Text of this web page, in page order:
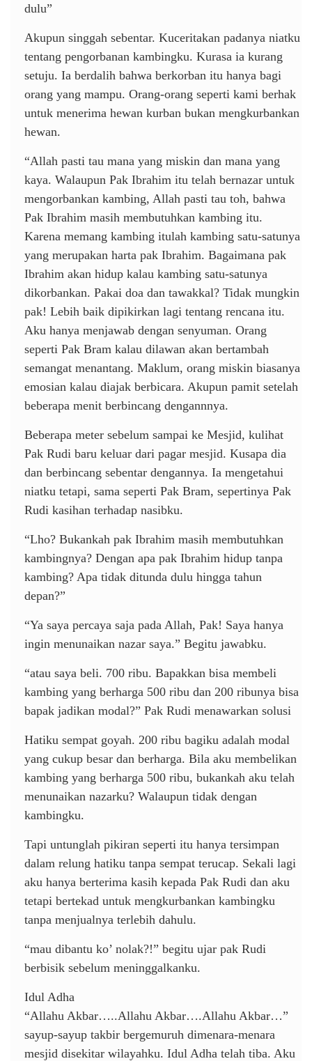
dulu”
Akupun singgah sebentar. Kuceritakan padanya niatku
tentang pengorbanan kambingku. Kurasa ia kurang
setuju. Ia berdalih bahwa berkorban itu hanya bagi
orang yang mampu. Orang-orang seperti kami berhak
untuk menerima hewan kurban bukan mengkurbankan
hewan.
“Allah pasti tau mana yang miskin dan mana yang
kaya. Walaupun Pak Ibrahim itu telah bernazar untuk
mengorbankan kambing, Allah pasti tau toh, bahwa
Pak Ibrahim masih membutuhkan kambing itu.
Karena memang kambing itulah kambing satu-satunya
yang merupakan harta pak Ibrahim. Bagaimana pak
Ibrahim akan hidup kalau kambing satu-satunya
dikorbankan. Pakai doa dan tawakkal? Tidak mungkin
pak! Lebih baik dipikirkan lagi tentang rencana itu.
Aku hanya menjawab dengan senyuman. Orang
seperti Pak Bram kalau dilawan akan bertambah
semangat menantang. Maklum, orang miskin biasanya
emosian kalau diajak berbicara. Akupun pamit setelah
beberapa menit berbincang dengannnya.
Beberapa meter sebelum sampai ke Mesjid, kulihat
Pak Rudi baru keluar dari pagar mesjid. Kusapa dia
dan berbincang sebentar dengannya. Ia mengetahui
niatku tetapi, sama seperti Pak Bram, sepertinya Pak
Rudi kasihan terhadap nasibku.
“Lho? Bukankah pak Ibrahim masih membutuhkan
kambingnya? Dengan apa pak Ibrahim hidup tanpa
kambing? Apa tidak ditunda dulu hingga tahun
depan?”
“Ya saya percaya saja pada Allah, Pak! Saya hanya
ingin menunaikan nazar saya.” Begitu jawabku.
“atau saya beli. 700 ribu. Bapakkan bisa membeli
kambing yang berharga 500 ribu dan 200 ribunya bisa
bapak jadikan modal?” Pak Rudi menawarkan solusi
Hatiku sempat goyah. 200 ribu bagiku adalah modal
yang cukup besar dan berharga. Bila aku membelikan
kambing yang berharga 500 ribu, bukankah aku telah
menunaikan nazarku? Walaupun tidak dengan
kambingku.
Tapi untunglah pikiran seperti itu hanya tersimpan
dalam relung hatiku tanpa sempat terucap. Sekali lagi
aku hanya berterima kasih kepada Pak Rudi dan aku
tetapi bertekad untuk mengkurbankan kambingku
tanpa menjualnya terlebih dahulu.
“mau dibantu ko’ nolak?!” begitu ujar pak Rudi
berbisik sebelum meninggalkanku.
Idul Adha
“Allahu Akbar…..Allahu Akbar….Allahu Akbar…”
sayup-sayup takbir bergemuruh dimenara-menara
mesjid disekitar wilayahku. Idul Adha telah tiba. Aku